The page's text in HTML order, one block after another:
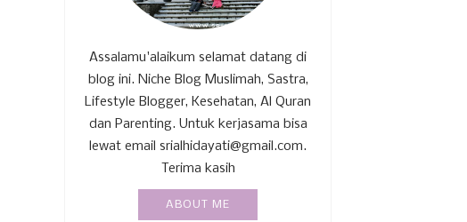
Assalamu'alaikum selamat datang di
blog ini. Niche Blog Muslimah, Sastra,
Lifestyle Blogger, Kesehatan, Al Quran
dan Parenting. Untuk kerjasama bisa
lewat email srialhidayati@gmail.com.
Terima kasih
ABOUT ME